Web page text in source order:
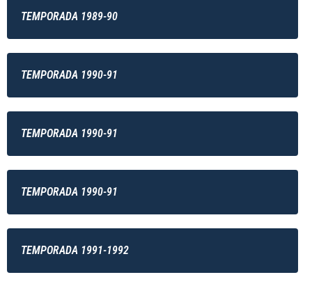
TEMPORADA 1989-90
TEMPORADA 1990-91
TEMPORADA 1990-91
TEMPORADA 1990-91
TEMPORADA 1991-1992